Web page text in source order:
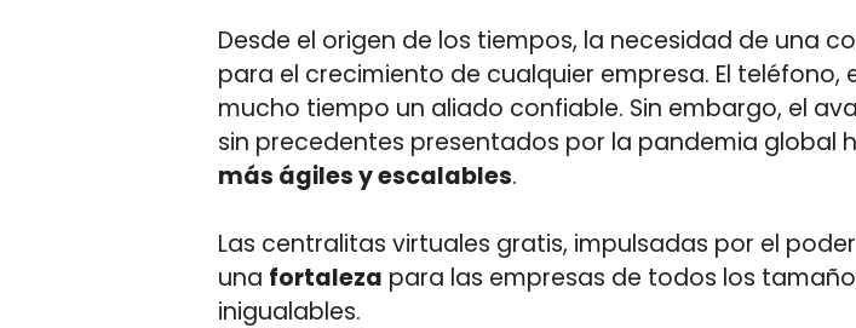
Desde el origen de los tiempos, la necesidad de una
para el crecimiento de cualquier empresa. El
mucho tiempo un aliado confiable. Sin embargo, el
sin precedentes presentados por la pandemia global
más ágiles y escalables.
Las centralitas virtuales gratis, impulsadas por el
una fortaleza para las empresas de todos los
inigualables.